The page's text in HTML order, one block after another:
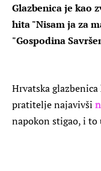
Glazbenica je kao
hita "Nisam ja za
"Gospodina
Hrvatska glazbenica
pratitelje najavivši
napokon stigao, i to